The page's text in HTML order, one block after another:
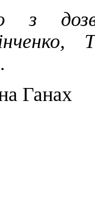
з
Ганах